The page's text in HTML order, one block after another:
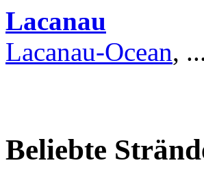
Lacanau
Lacanau-Ocean,
Beliebte